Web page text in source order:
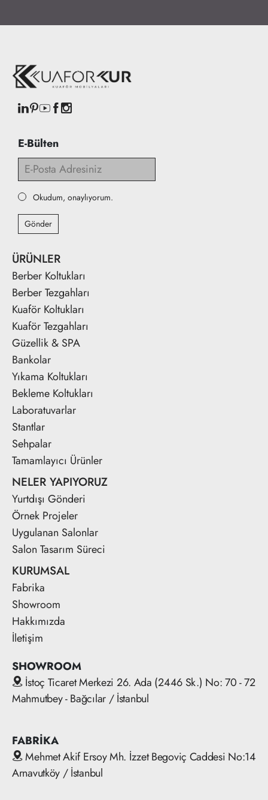
E-Bülten
Okudum, onaylıyorum.
Gönder
ÜRÜNLER
Berber Koltukları
Berber Tezgahları
Kuaför Koltukları
Kuaför Tezgahları
Güzellik & SPA
Bankolar
Yıkama Koltukları
Bekleme Koltukları
Laboratuvarlar
Stantlar
Sehpalar
Tamamlayıcı Ürünler
NELER YAPIYORUZ
Yurtdışı Gönderi
Örnek Projeler
Uygulanan Salonlar
Salon Tasarım Süreci
KURUMSAL
Fabrika
Showroom
Hakkımızda
İletişim
SHOWROOM
İstoç Ticaret Merkezi 26. Ada (2446 Sk.) No: 70 - 72
Mahmutbey - Bağcılar / İstanbul
FABRİKA
Mehmet Akif Ersoy Mh. İzzet Begoviç Caddesi No:14
Arnavutköy / İstanbul